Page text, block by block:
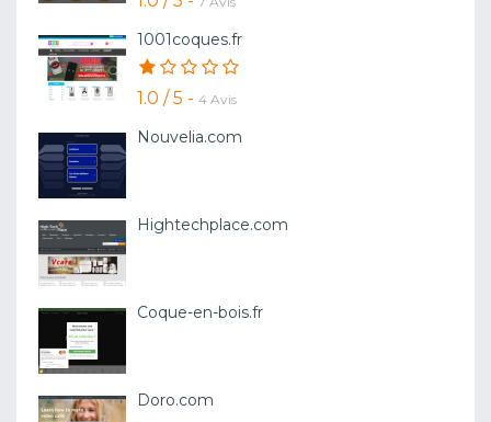
1001coques.fr
1.0 / 5 - 4 Avis
Nouvelia.com
Hightechplace.com
Coque-en-bois.fr
Doro.com